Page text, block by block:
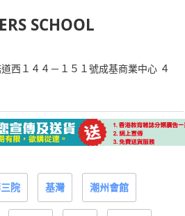
SCHOOL
西１４４－１５１號成基商業中心 ４
院 基灣 潮州會館